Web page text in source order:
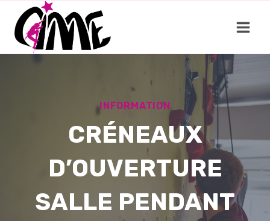
contenu
INFORMATION
CRÉNEAUX
D’OUVERTURE
SALLE PENDANT